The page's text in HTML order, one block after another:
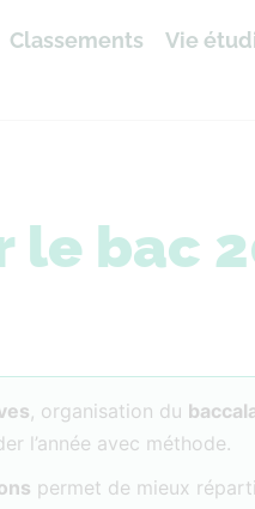
Classements Vie
le bac
, organisation du
l’année avec méthode.
permet de mieux